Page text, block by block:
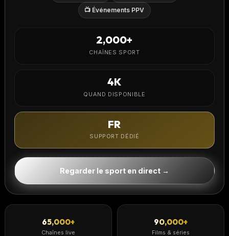
📺 Événements PPV
2,000+
CHAÎNES SPORT
4K
QUAND DISPONIBLE
FR
SUPPORT DÉDIÉ
Regarder le sport en direct →
65,000+
Chaînes live
90,000+
Films & séries